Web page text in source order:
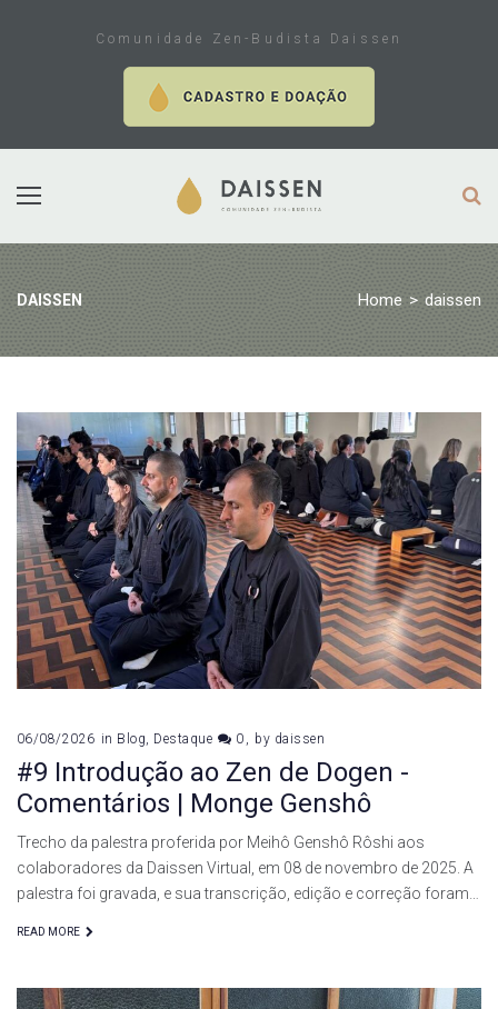
Comunidade Zen-Budista Daissen
DAISSEN Home > daissen
Autor:
daissen
06/08/2026 in Blog, Destaque 0 by daissen
#9 Introdução ao Zen de Dogen -
Comentários | Monge Genshô
Trecho da palestra proferida por Meihô Genshô Rôshi aos
colaboradores da Daissen Virtual, em 08 de novembro de 2025. A
palestra foi gravada, e sua transcrição, edição e correção foram…
READ MORE